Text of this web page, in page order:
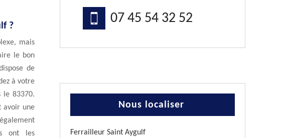
?
mais
le bon
de
à votre
le 83370.
avoir une
ont les
07 45 54 32 52
Nous localiser
Ferrailleur Saint Aygulf